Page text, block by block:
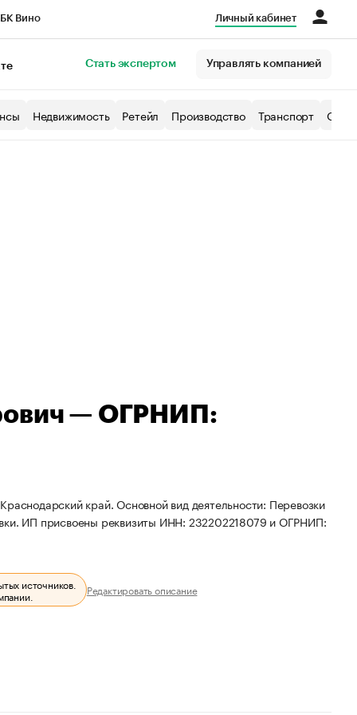
Вино Личный кабинет
Стать экспертом Управлять компанией
Недвижимость Ретейл Производство Транспорт
— ОГРНИП:
край. Основной вид деятельности: Перевозки
ИП присвоены реквизиты ИНН: 232202218079 и ОГРНИП:
источников.
Редактировать описание